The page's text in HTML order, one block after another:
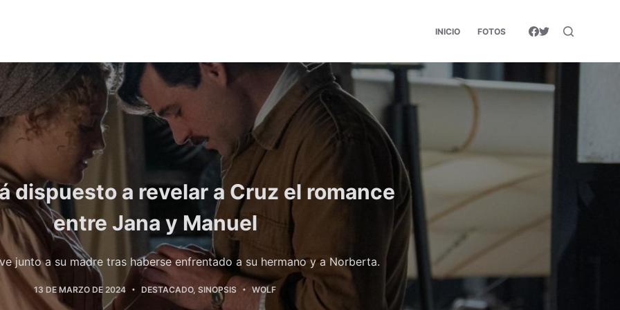
INICIO FOTOS
dispuesto a revelar a Cruz el romance
entre Jana y Manuel
junto a su madre tras haberse enfrentado a su hermano y a Norberta.
13 DE MARZO DE 2024 DESTACADO, SINOPSIS WOLF